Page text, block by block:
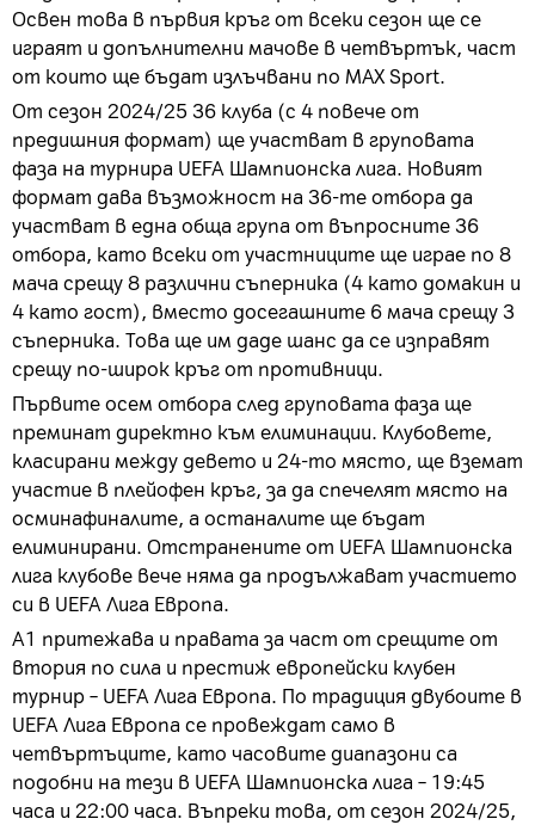
Освен това в първия кръг от всеки сезон ще се
играят и допълнителни мачове в четвъртък, част
от които ще бъдат излъчвани по MAX Sport.
От сезон 2024/25 36 клуба (с 4 повече от
предишния формат) ще участват в груповата
фаза на турнира UEFA Шампионска лига. Новият
формат дава възможност на 36-те отбора да
участват в една обща група от въпросните 36
отбора, като всеки от участниците ще играе по 8
мача срещу 8 различни съперника (4 като домакин и
4 като гост), вместо досегашните 6 мача срещу 3
съперника. Това ще им даде шанс да се изправят
срещу по-широк кръг от противници.
Първите осем отбора след груповата фаза ще
преминат директно към елиминации. Клубовете,
класирани между девето и 24-то място, ще вземат
участие в плейофен кръг, за да спечелят място на
осминафиналите, а останалите ще бъдат
елиминирани. Отстранените от UEFA Шампионска
лига клубове вече няма да продължават участието
си в UEFA Лига Европа.
А1 притежава и правата за част от срещите от
втория по сила и престиж европейски клубен
турнир – UEFA Лига Европа. По традиция двубоите в
UEFA Лига Европа се провеждат само в
четвъртъците, като часовите диапазони са
подобни на тези в UEFA Шампионска лига – 19:45
часа и 22:00 часа. Въпреки това, от сезон 2024/25,